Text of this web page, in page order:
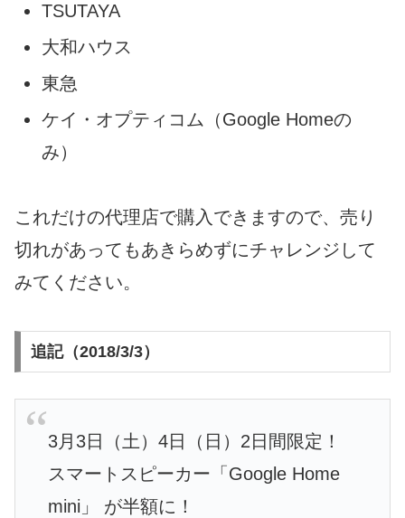
TSUTAYA
大和ハウス
東急
ケイ・オプティコム（Google Homeの
み）
これだけの代理店で購入できますので、売り
切れがあってもあきらめずにチャレンジして
みてください。
追記（2018/3/3）
3月3日（土）4日（日）2日間限定！
スマートスピーカー「Google Home
mini」 が半額に！